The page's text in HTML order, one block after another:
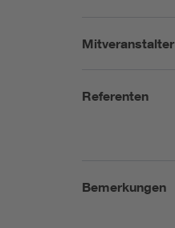
Mitveranstalter
Referenten
Bemerkungen